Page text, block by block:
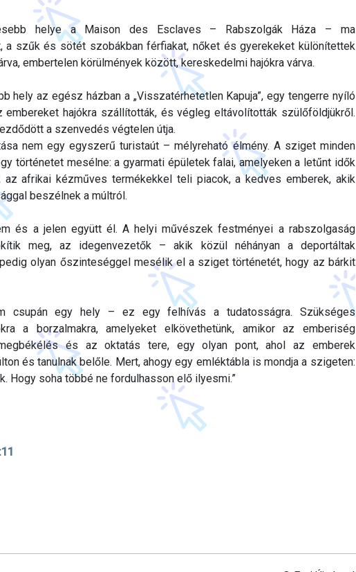
helye a Maison des Esclaves – Rabszolgák Háza – ma
a szűk és sötét szobákban férfiakat, nőket és gyerekeket különítettek
embertelen körülmények között, kereskedelmi hajókra várva.
hely az egész házban a „Visszatérhetetlen Kapuja”, egy tengerre nyíló
embereket hajókra szállították, és végleg eltávolították szülőföldjükről.
a szenvedés végtelen útja.
nem egy egyszerű turistaút – mélyreható élmény. A sziget minden
történetet mesélne: a gyarmati épületek falai, amelyeken a letűnt idők
az afrikai kézműves termékekkel teli piacok, a kedves emberek, akik
beszélnek a múltról.
és a jelen együtt él. A helyi művészek festményei a rabszolgaság
meg, az idegenvezetők – akik közül néhányan a deportáltak
olyan őszinteséggel mesélik el a sziget történetét, hogy az bárkit
csupán egy hely – ez egy felhívás a tudatosságra. Szükséges
a borzalmakra, amelyeket elkövethetünk, amikor az emberiség
és az oktatás tere, egy olyan pont, ahol az emberek
és tanulnak belőle. Mert, ahogy egy emléktábla is mondja a szigeten:
Hogy soha többé ne fordulhasson elő ilyesmi.”